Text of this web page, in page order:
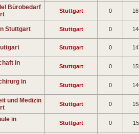
Bürobedarf
Stuttgart 0
Stuttgart Stuttgart 0
Stuttgart 0
in
Stuttgart 0
in
Stuttgart 0
und Medizin
Stuttgart 0
in
Stuttgart 0